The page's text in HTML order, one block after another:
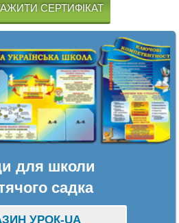
СЕРТИФІКАТ
для школи
садка
УРОК-UA